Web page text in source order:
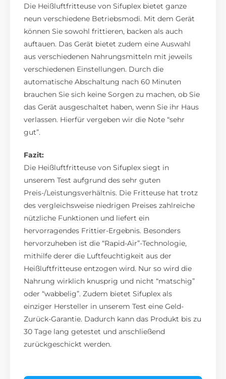
Die Heißluftfritteuse von Sifuplex bietet ganze
neun verschiedene Betriebsmodi. Mit dem Gerät
können Sie sowohl frittieren, backen als auch
auftauen. Das Gerät bietet zudem eine Auswahl
aus verschiedenen Nahrungsmitteln mit jeweils
verschiedenen Einstellungen. Durch die
automatische Abschaltung nach 60 Minuten
brauchen Sie sich keine Sorgen zu machen, ob Sie
das Gerät ausgeschaltet haben, wenn Sie ihr Haus
verlassen. Hierfür vergeben wir die Note “sehr
gut”.
Fazit:
Die Heißluftfritteuse von Sifuplex siegt in
unserem Test aufgrund des sehr guten
Preis-/Leistungsverhältnis. Die Fritteuse hat trotz
des vergleichsweise niedrigen Preises zahlreiche
nützliche Funktionen und liefert ein
hervorragendes Frittier-Ergebnis. Besonders
hervorzuheben ist die “Rapid-Air”-Technologie,
mithilfe derer die Luftfeuchtigkeit aus der
Heißluftfritteuse entzogen wird. Nur so wird die
Nahrung wirklich knusprig und nicht “matschig”
oder “wabbelig”. Zudem bietet Sifuplex als
einziger Hersteller in unserem Test eine Geld-
Zurück-Garantie. Dadurch kann das Produkt bis zu
30 Tage lang getestet und anschließend
zurückgeschickt werden.